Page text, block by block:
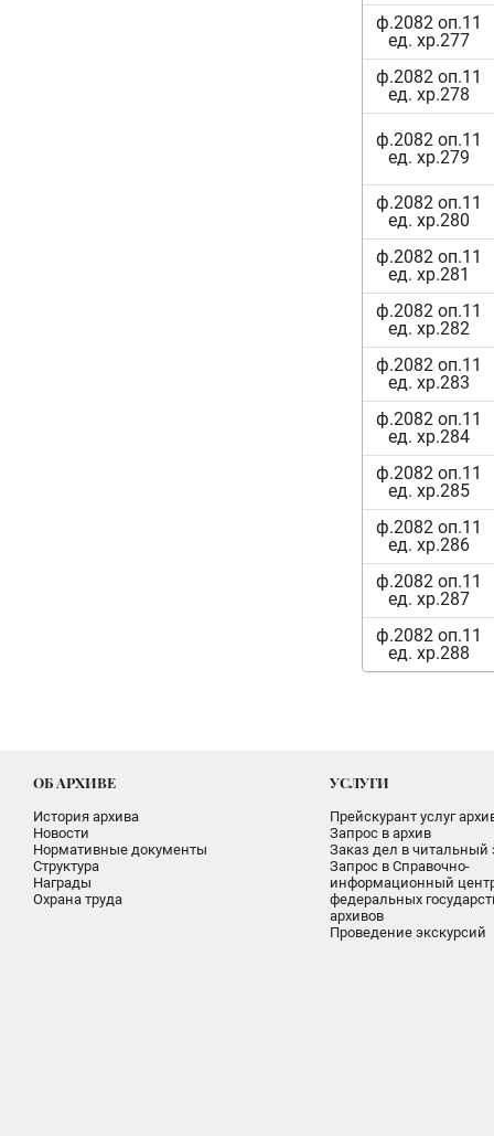
ф.2082 оп.11
ед. хр.277
ф.2082 оп.11
ед. хр.278
ф.2082 оп.11
ед. хр.279
ф.2082 оп.11
ед. хр.280
ф.2082 оп.11
ед. хр.281
ф.2082 оп.11
ед. хр.282
ф.2082 оп.11
ед. хр.283
ф.2082 оп.11
ед. хр.284
ф.2082 оп.11
ед. хр.285
ф.2082 оп.11
ед. хр.286
ф.2082 оп.11
ед. хр.287
ф.2082 оп.11
ед. хр.288
ОБ АРХИВЕ
История архива
Новости
Нормативные документы
Структура
Награды
Охрана труда
УСЛУГИ
Прейскурант услуг
Запрос в архив
Заказ дел в читальный
Запрос в Справочно-
информационный
федеральных
архивов
Проведение экскурсий